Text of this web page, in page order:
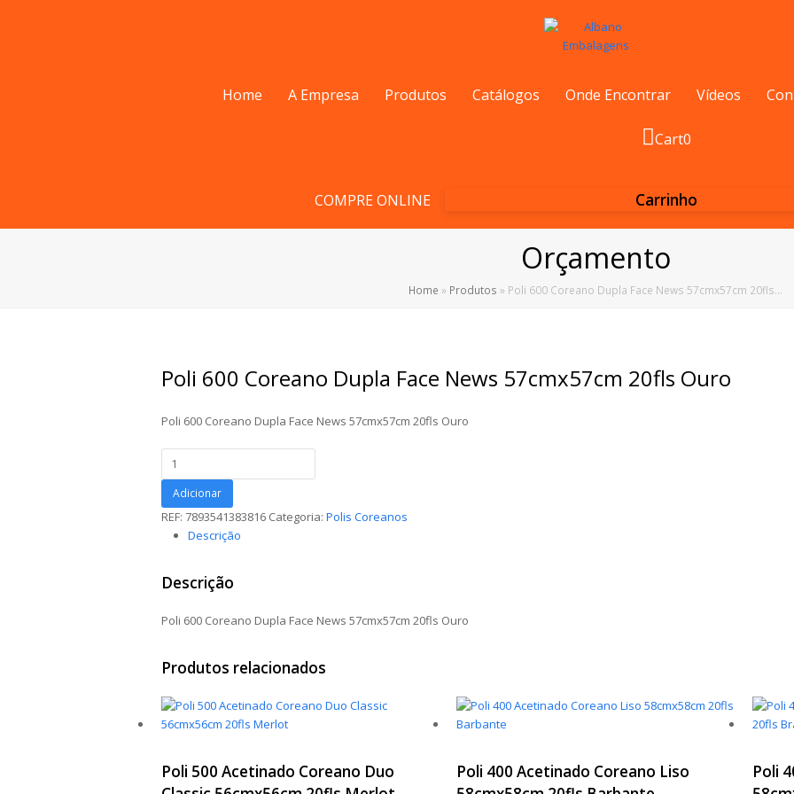
Home A Empresa Produtos Catálogos Onde Encontrar Vídeos
COMPRE ONLINE
Cart0
Carrinho
Orçamento
Home » Produtos » Poli 600 Coreano Dupla Face News 57cmx57cm 20fls…
Poli 600 Coreano Dupla Face News 57cmx57cm 20fls Ouro
Poli 600 Coreano Dupla Face News 57cmx57cm 20fls Ouro
Poli
600
Coreano
Dupla
Face
20fls
quantidade
Adicionar
REF: 7893541383816 Categoria: Polis Coreanos
Descrição
Descrição
Poli 600 Coreano Dupla Face News 57cmx57cm 20fls Ouro
Produtos relacionados
Poli 500 Acetinado Coreano Duo
Poli 400 Acetinado Coreano Liso
Poli